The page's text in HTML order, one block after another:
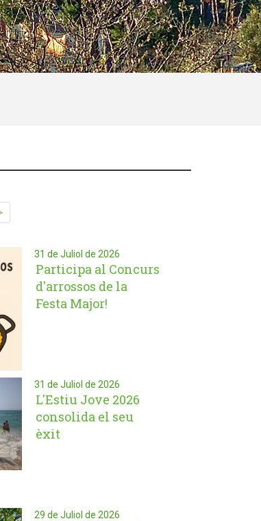
31 de Juliol de 2026
Participa al Concurs
d'arrossos de la
Festa Major!
31 de Juliol de 2026
L'Estiu Jove 2026
consolida el seu
èxit
29 de Juliol de 2026